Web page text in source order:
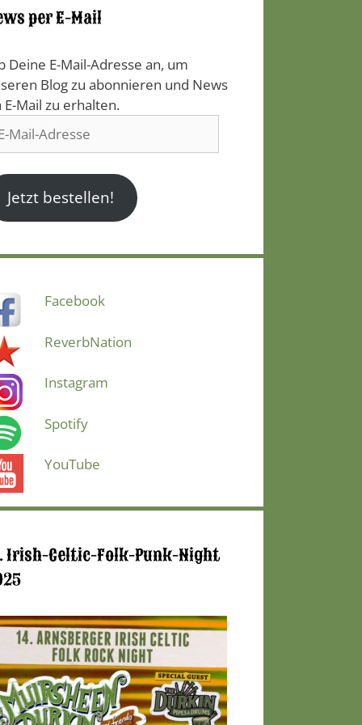
per E-Mail
Deine E-Mail-Adresse an, um
Blog zu abonnieren und News
E-Mail zu erhalten.
Jetzt bestellen!
Facebook
ReverbNation
Instagram
Spotify
YouTube
Irish-Celtic-Folk-Punk-Night